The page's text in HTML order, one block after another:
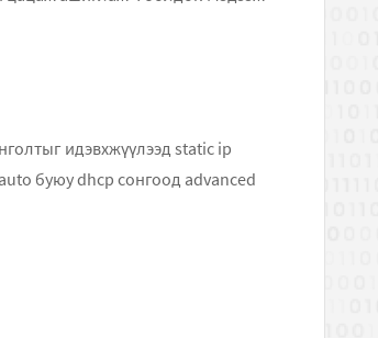
идэвхжүүлээд static ip
буюу dhcp сонгоод advanced